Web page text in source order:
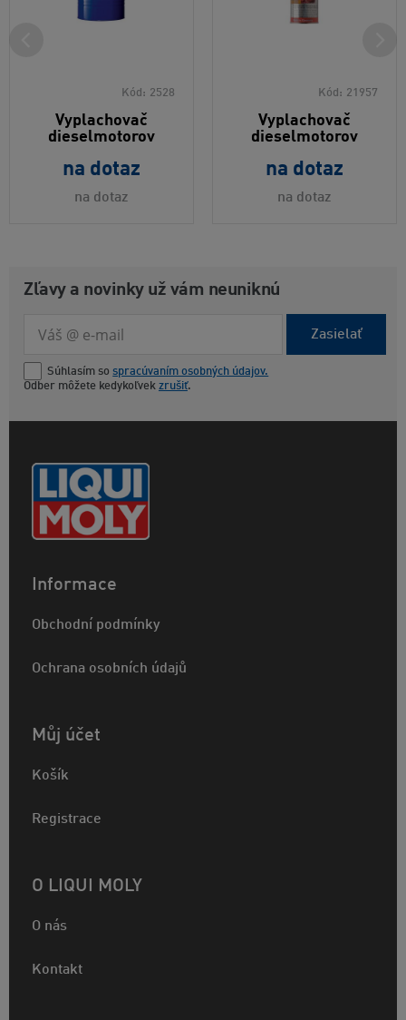
Kód: 2528
Vyplachovač
dieselmotorov
na dotaz
na dotaz
Kód: 21957
Vyplachovač
dieselmotorov
na dotaz
na dotaz
Zľavy a novinky už vám neuniknú
Zasielať
Súhlasím so spracúvaním osobných údajov.
Odber môžete kedykoľvek zrušiť.
Informace
Obchodní podmínky
Ochrana osobních údajů
Můj účet
Košík
Registrace
O LIQUI MOLY
O nás
Kontakt